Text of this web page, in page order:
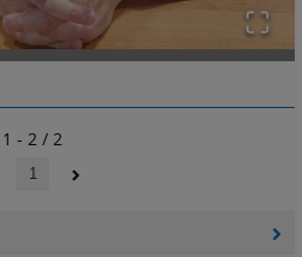
1 - 2 / 2
1